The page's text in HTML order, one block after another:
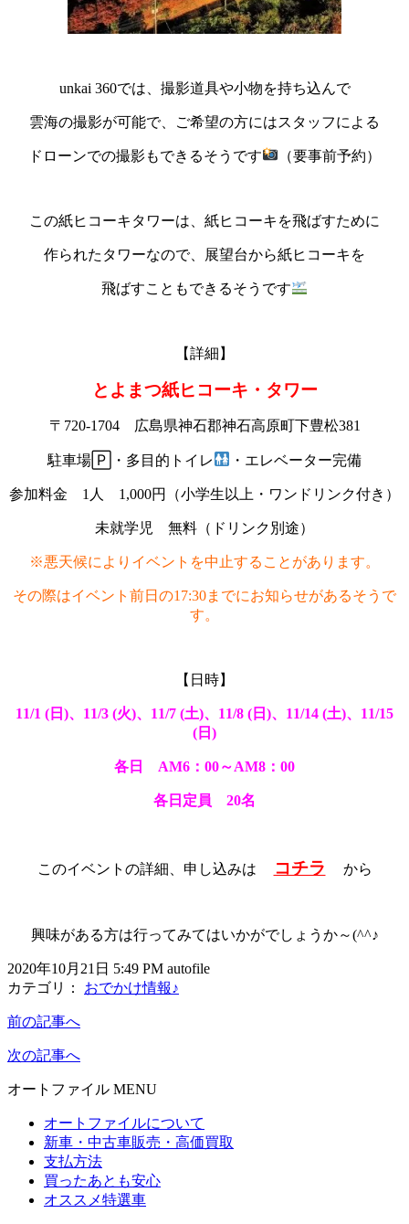
unkai 360では、撮影道具や小物を持ち込んで
雲海の撮影が可能で、ご希望の方にはスタッフによる
ドローンでの撮影もできるそうです （要事前予約）
この紙ヒコーキタワーは、紙ヒコーキを飛ばすために
作られたタワーなので、展望台から紙ヒコーキを
飛ばすこともできるそうです
【詳細】
とよまつ紙ヒコーキ・タワー
〒720-1704 広島県神石郡神石高原町下豊松381
駐車場🄿・多目的トイレ ・エレベーター完備
参加料金 1人 1,000円（小学生以上・ワンドリンク付き）
未就学児 無料（ドリンク別途）
※悪天候によりイベントを中止することがあります。
その際はイベント前日の17:30までにお知らせがあるそうで
す。
【日時】
11/1 (日)、11/3 (火)、11/7 (土)、11/8 (日)、11/14 (土)、11/15
(日)
各日 AM6：00～AM8：00
各日定員 20名
このイベントの詳細、申し込みは コチラ から
興味がある方は行ってみてはいかがでしょうか～(^^♪
2020年10月21日 5:49 PM autofile
カテゴリ： おでかけ情報♪
前の記事へ
次の記事へ
オートファイル MENU
オートファイルについて
新車・中古車販売・高価買取
支払方法
買ったあとも安心
オススメ特選車